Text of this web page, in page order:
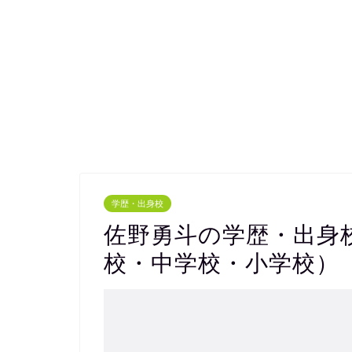
学歴・出身校
佐野勇斗の学歴・出身
校・中学校・小学校）